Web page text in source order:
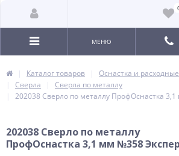
МЕНЮ
Каталог товаров
Оснастка и
Сверла
Сверла по металлу
202038 Сверло по металлу ПрофОснастка
202038 Сверло по металлу
ПрофОснастка 3,1 мм №358